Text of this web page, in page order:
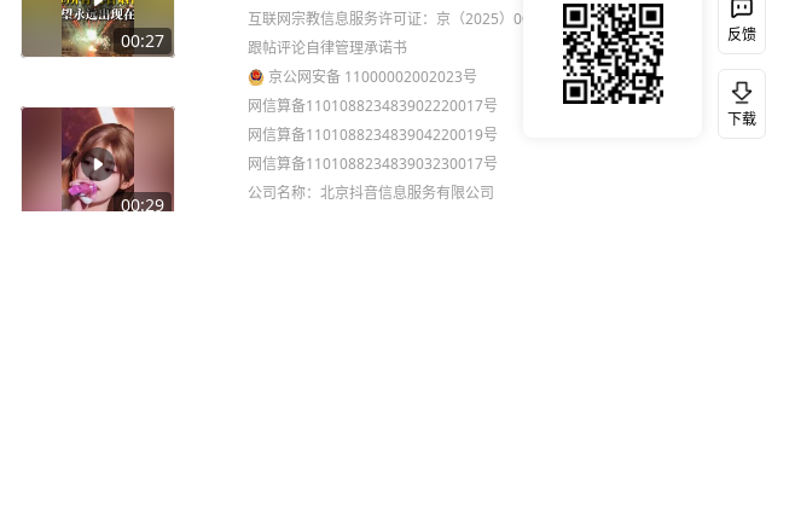
00:27
00:29
互联网宗教信息服务许可证：京（2025）0000021
跟帖评论自律管理承诺书
京公网安备 11000002002023号
网信算备110108823483902220017号
网信算备110108823483904220019号
网信算备110108823483903230017号
公司名称：北京抖音信息服务有限公司
反馈
下载